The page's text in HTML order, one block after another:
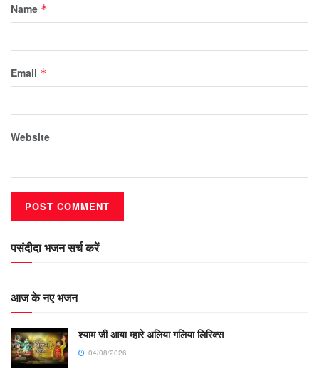
Name *
Email *
Website
पसंदीदा भजन सर्च करें
आज के नए भजन
श्याम जी आया म्हारे अलिया गलिया लिरिक्स
04/08/2026